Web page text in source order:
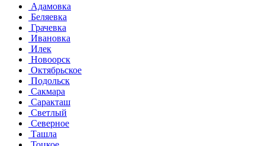
Адамовка
Беляевка
Грачевка
Ивановка
Илек
Новоорск
Октябрьское
Подольск
Сакмара
Саракташ
Светлый
Северное
Ташла